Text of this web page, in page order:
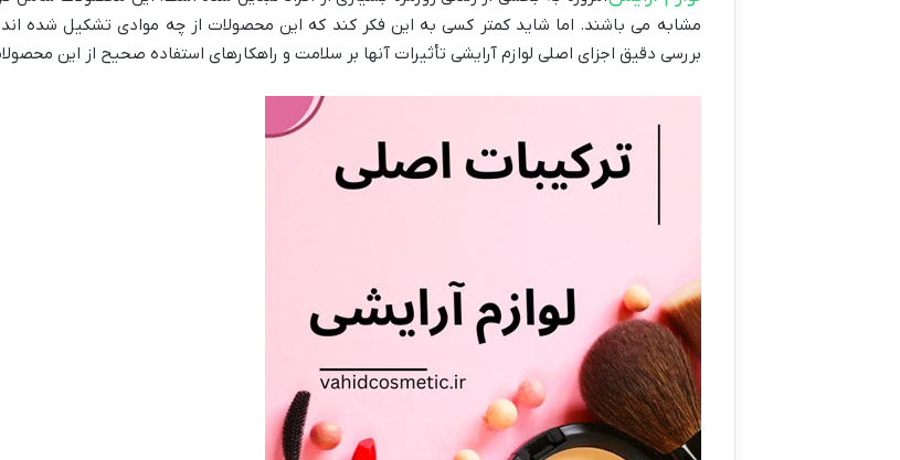
مشابه می باشند. اما شاید کمتر کسی به این فکر کند که این محصولات از چه موادی تشکیل شده اند
بررسی دقیق اجزای اصلی لوازم آرایشی تأثیرات آنها بر سلامت و راهکارهای استفاده صحیح از این